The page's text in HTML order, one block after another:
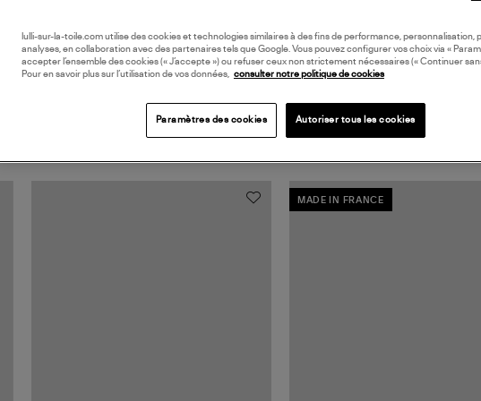
MADE IN FRANCE
lulli-sur-la-toile.com utilise des cookies et technologies similaires à des fins de performance, personnalisation,
analyses, en collaboration avec des partenaires tels que Google. Vous pouvez configurer vos choix via «
accepter l’ensemble des cookies (« J’accepte ») ou refuser ceux non strictement nécessaires (« Continuer
Pour en savoir plus sur l’utilisation de vos données,
consulter notre politique de cookies
Paramètres des cookies Autoriser tous les cookies